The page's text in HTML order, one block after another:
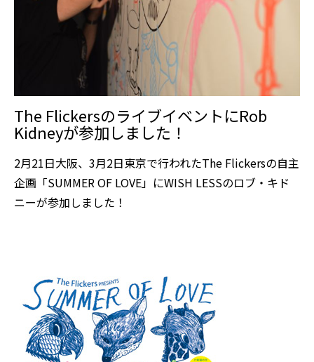
The FlickersのライブイベントにRob
Kidneyが参加しました！
2月21日大阪、3月2日東京で行われたThe Flickersの自主
企画「SUMMER OF LOVE」にWISH LESSのロブ・キド
ニーが参加しました！